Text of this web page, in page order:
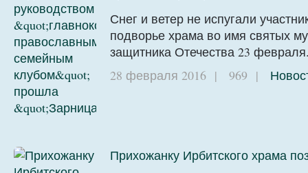
Снег и ветер не испугали
подворье храма во имя святых
защитника Отечества 23
28 февраля 2016 | 969 |
Прихожанку Ирбитского храма